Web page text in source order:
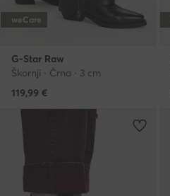
weCare
G-Star Raw
Škornji · Črna · 3 cm
119,99 €